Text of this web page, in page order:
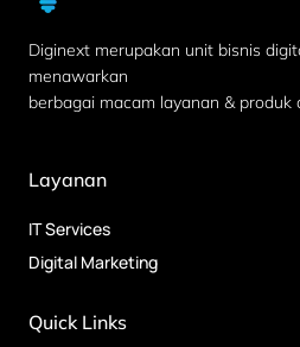
Diginext merupakan unit bisnis
menawarkan
berbagai macam layanan &
Layanan
IT Services
Digital Marketing
Quick Links